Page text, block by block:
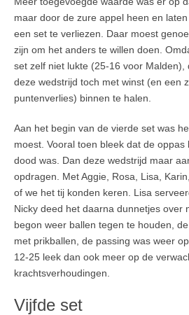
maar door de zure appel heen en
een set te verliezen. Daar moest
zijn om het anders te willen doen.
set zelf niet lukte (25-16 voor Malden),
deze wedstrijd toch met winst (en een
puntenverlies) binnen te halen.
Aan het begin van de vierde set was
moest. Vooral toen bleek dat de
dood was. Dan deze wedstrijd maar
opdragen. Met Aggie, Rosa, Lisa,
of we het tij konden keren. Lisa
Nicky deed het daarna dunnetjes over
begon weer ballen tegen te houden,
met prikballen, de passing was weer
12-25 leek dan ook meer op de
krachtsverhoudingen.
Vijfde set